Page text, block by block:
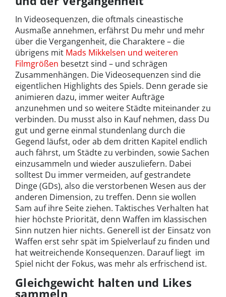
In Videosequenzen, die oftmals cineastische
Ausmaße annehmen, erfährst Du mehr und mehr
über die Vergangenheit, die Charaktere – die
übrigens mit Mads Mikkelsen und weiteren
Filmgrößen besetzt sind – und schrägen
Zusammenhängen. Die Videosequenzen sind die
eigentlichen Highlights des Spiels. Denn gerade sie
animieren dazu, immer weiter Aufträge
anzunehmen und so weitere Städte miteinander zu
verbinden. Du musst also in Kauf nehmen, dass Du
gut und gerne einmal stundenlang durch die
Gegend läufst, oder ab dem dritten Kapitel endlich
auch fährst, um Städte zu verbinden, sowie Sachen
einzusammeln und wieder auszuliefern. Dabei
solltest Du immer vermeiden, auf gestrandete
Dinge (GDs), also die verstorbenen Wesen aus der
anderen Dimension, zu treffen. Denn sie wollen
Sam auf ihre Seite ziehen. Taktisches Verhalten hat
hier höchste Priorität, denn Waffen im klassischen
Sinn nutzen hier nichts. Generell ist der Einsatz von
Waffen erst sehr spät im Spielverlauf zu finden und
hat weitreichende Konsequenzen. Darauf liegt im
Spiel nicht der Fokus, was mehr als erfrischend ist.
Gleichgewicht halten und Likes
sammeln